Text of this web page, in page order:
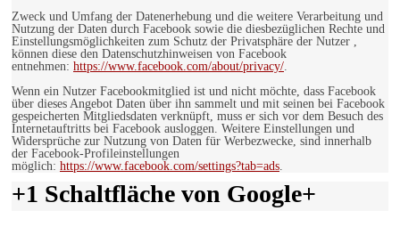
Zweck und Umfang der Datenerhebung und die weitere Verarbeitung und
Nutzung der Daten durch Facebook sowie die diesbezüglichen Rechte und
Einstellungsmöglichkeiten zum Schutz der Privatsphäre der Nutzer ,
können diese den Datenschutzhinweisen von Facebook
entnehmen: https://www.facebook.com/about/privacy/.
Wenn ein Nutzer Facebookmitglied ist und nicht möchte, dass Facebook
über dieses Angebot Daten über ihn sammelt und mit seinen bei Facebook
gespeicherten Mitgliedsdaten verknüpft, muss er sich vor dem Besuch des
Internetauftritts bei Facebook ausloggen. Weitere Einstellungen und
Widersprüche zur Nutzung von Daten für Werbezwecke, sind innerhalb
der Facebook-Profileinstellungen
möglich: https://www.facebook.com/settings?tab=ads.
+1 Schaltfläche von Google+